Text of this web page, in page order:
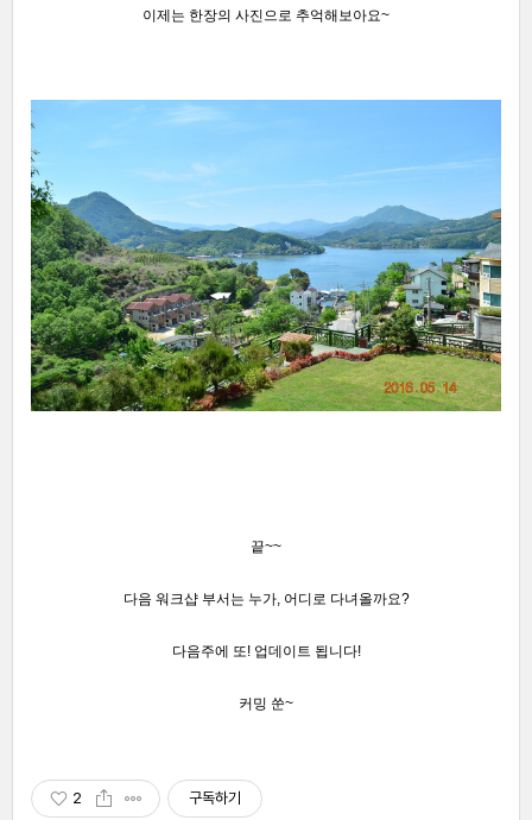
이제는 한장의 사진으로 추억해보아요~
끝~~
다음 워크샵 부서는 누가, 어디로 다녀올까요?
다음주에 또! 업데이트 됩니다!
커밍 쑨~
2 구독하기